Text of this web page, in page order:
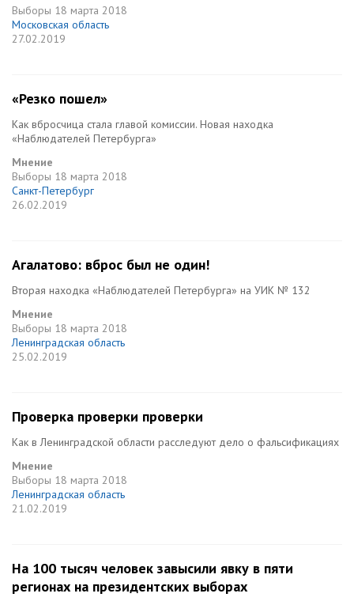
Выборы 18 марта 2018
Московская область
27.02.2019
«Резко пошел»
Как вбросчица стала главой комиссии. Новая находка
«Наблюдателей Петербурга»
Мнение
Выборы 18 марта 2018
Санкт-Петербург
26.02.2019
Агалатово: вброс был не один!
Вторая находка «Наблюдателей Петербурга» на УИК № 132
Мнение
Выборы 18 марта 2018
Ленинградская область
25.02.2019
Проверка проверки проверки
Как в Ленинградской области расследуют дело о фальсификациях
Мнение
Выборы 18 марта 2018
Ленинградская область
21.02.2019
На 100 тысяч человек завысили явку в пяти
регионах на президентских выборах